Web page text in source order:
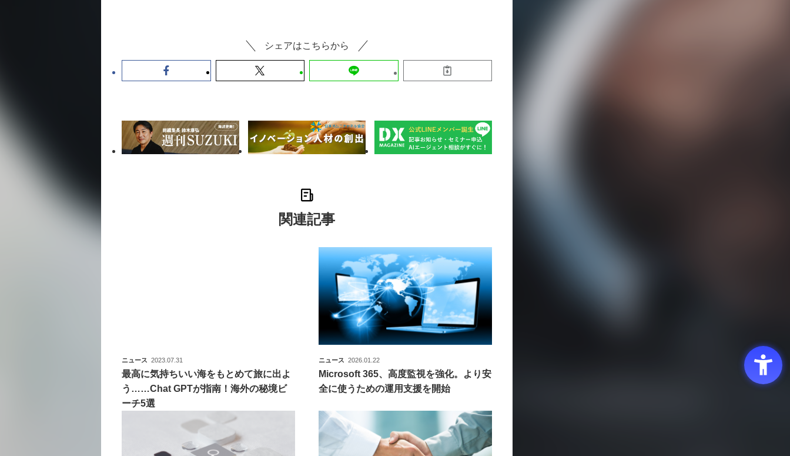
シェアはこちらから
関連記事
ニュース 2023.07.31
最高に気持ちいい海をもとめて旅に出よ
う……Chat GPTが指南！海外の秘境ビ
ーチ5選
ニュース 2026.01.22
Microsoft 365、高度監視を強化。より安
全に使うための運用支援を開始